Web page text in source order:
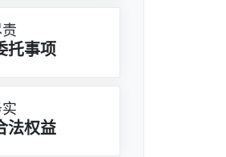
托事项
法权益